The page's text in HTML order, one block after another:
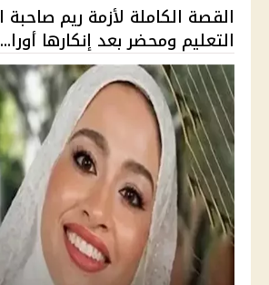
التعليم ومحضر بعد إنكارها أورا...